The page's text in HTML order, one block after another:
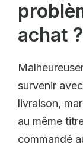
achat ?
survenir
livraison,
au même
commandé